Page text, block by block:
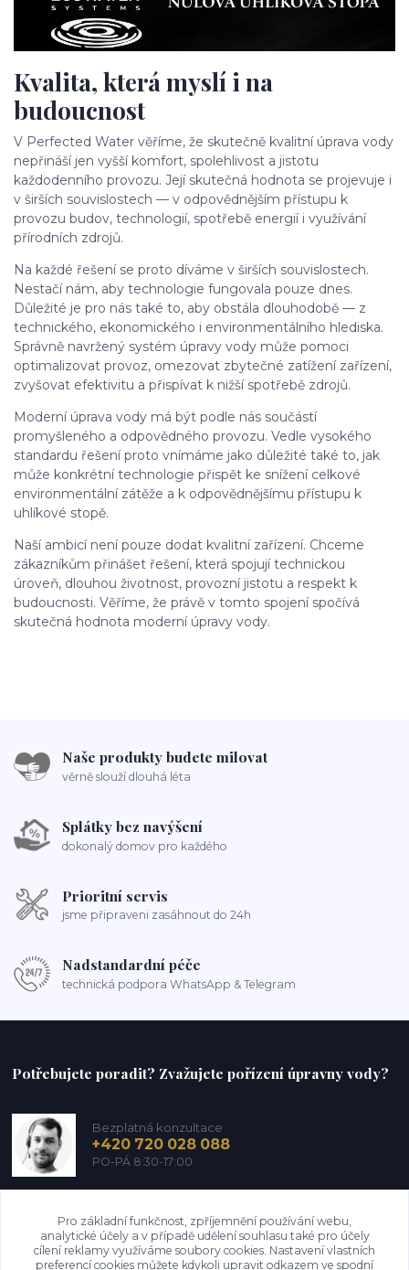
Kvalita, která myslí i na
budoucnost
V Perfected Water věříme, že skutečně kvalitní úprava vody
nepřináší jen vyšší komfort, spolehlivost a jistotu
každodenního provozu. Její skutečná hodnota se projevuje i
v širších souvislostech — v odpovědnějším přístupu k
provozu budov, technologií, spotřebě energií i využívání
přírodních zdrojů.
Na každé řešení se proto díváme v širších souvislostech.
Nestačí nám, aby technologie fungovala pouze dnes.
Důležité je pro nás také to, aby obstála dlouhodobě — z
technického, ekonomického i environmentálního hlediska.
Správně navržený systém úpravy vody může pomoci
optimalizovat provoz, omezovat zbytečné zatížení zařízení,
zvyšovat efektivitu a přispívat k nižší spotřebě zdrojů.
Moderní úprava vody má být podle nás součástí
promyšleného a odpovědného provozu. Vedle vysokého
standardu řešení proto vnímáme jako důležité také to, jak
může konkrétní technologie přispět ke snížení celkové
environmentální zátěže a k odpovědnějšímu přístupu k
uhlíkové stopě.
Naší ambicí není pouze dodat kvalitní zařízení. Chceme
zákazníkům přinášet řešení, která spojují technickou
úroveň, dlouhou životnost, provozní jistotu a respekt k
budoucnosti. Věříme, že právě v tomto spojení spočívá
skutečná hodnota moderní úpravy vody.
Naše produkty budete milovat
věrně slouží dlouhá léta
Splátky bez navýšení
dokonalý domov pro každého
Prioritní servis
jsme připraveni zasáhnout do 24h
Nadstandardní péče
technická podpora WhatsApp & Telegram
Potřebujete poradit? Zvažujete pořízení úpravny vody?
Bezplatná konzultace
+420 720 028 088
PO-PÁ 8:30-17:00
Pro základní funkčnost, zpříjemnění používání webu,
analytické účely a v případě udělení souhlasu také pro účely
cílení reklamy využíváme soubory cookies. Nastavení vlastních
preferencí cookies můžete kdykoli upravit odkazem ve spodní